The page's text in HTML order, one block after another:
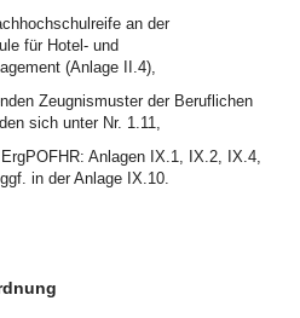
an der
für Hotel- und
(Anlage II.4),
Zeugnismuster der Beruflichen
sich unter Nr. 1.11,
Anlagen IX.1, IX.2, IX.4,
in der Anlage IX.10.